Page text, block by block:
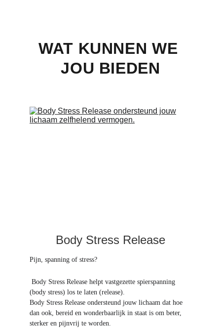
WAT KUNNEN WE
JOU BIEDEN
Body Stress Release
Pijn, spanning of stress?
(body stress) los te laten (release).
Body Stress Release ondersteund jouw lichaam dat hoe
dan ook, bereid en wonderbaarlijk in staat is om beter,
sterker en pijnvrij te worden.